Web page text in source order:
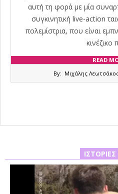
αυτή τη φορά με μία
συγκινητική live-action
πολεμίστρια, που είναι
κινέζικο
READ
By: Μιχάλης